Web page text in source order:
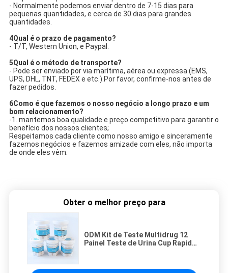
- Normalmente podemos enviar dentro de 7-15 dias para
pequenas quantidades, e cerca de 30 dias para grandes
quantidades.
4Qual é o prazo de pagamento?
- T/T, Western Union, e Paypal.
5Qual é o método de transporte?
- Pode ser enviado por via marítima, aérea ou expressa (EMS,
UPS, DHL, TNT, FEDEX e etc.).Por favor, confirme-nos antes de
fazer pedidos.
6Como é que fazemos o nosso negócio a longo prazo e um
bom relacionamento?
-1. mantemos boa qualidade e preço competitivo para garantir o
benefício dos nossos clientes;
Respeitamos cada cliente como nosso amigo e sinceramente
fazemos negócios e fazemos amizade com eles, não importa
de onde eles vêm.
Obter o melhor preço para
ODM Kit de Teste Multidrug 12
Painel Teste de Urina Cup Rapid